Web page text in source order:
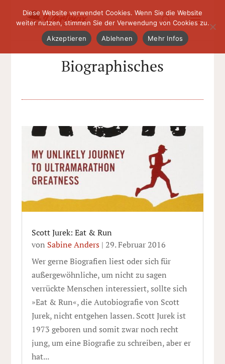
Biographisches
Scott Jurek: Eat & Run
von Sabine Anders| 29. Februar 2016
Wer gerne Biografien liest oder sich für
außergewöhnliche, um nicht zu sagen
verrückte Menschen interessiert, sollte sich
»Eat & Run«, die Autobiografie von Scott
Jurek, nicht entgehen lassen. Scott Jurek ist
1973 geboren und somit zwar noch recht
jung, um eine Biografie zu schreiben, aber er
hat...
Diese Website verwendet Cookies. Wenn Sie die Website
weiter nutzen, stimmen Sie der Verwendung von Cookies zu.
Akzeptieren
Ablehnen Mehr Infos